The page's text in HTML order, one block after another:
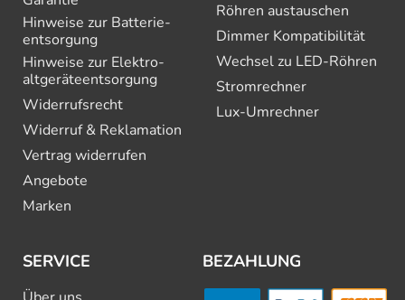
Hinweise zur Batterie­
entsorgung
Hinweise zur Elektro­
altgeräte­entsorgung
Widerrufsrecht
Widerruf & Reklamation
Vertrag widerrufen
Angebote
Marken
Röhren austauschen
Dimmer Kompatibilität
Wechsel zu LED-Röhren
Stromrechner
Lux-Umrechner
SERVICE BEZAHLUNG